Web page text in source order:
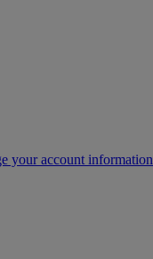
your account information